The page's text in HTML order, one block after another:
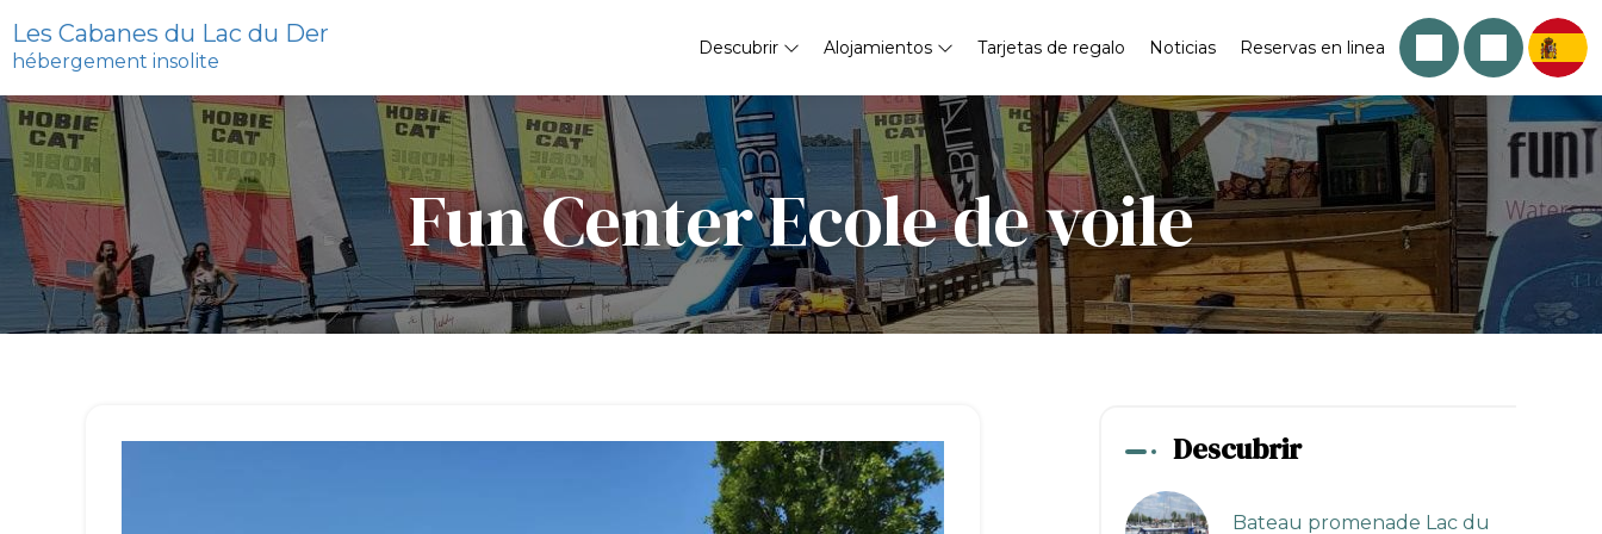
Les Cabanes du Lac du Der
hébergement insolite
Descubrir Alojamientos Tarjetas de regalo Noticias Reservas en linea
Fun Center Ecole de voile
Descubrir
Bateau promenade Lac du